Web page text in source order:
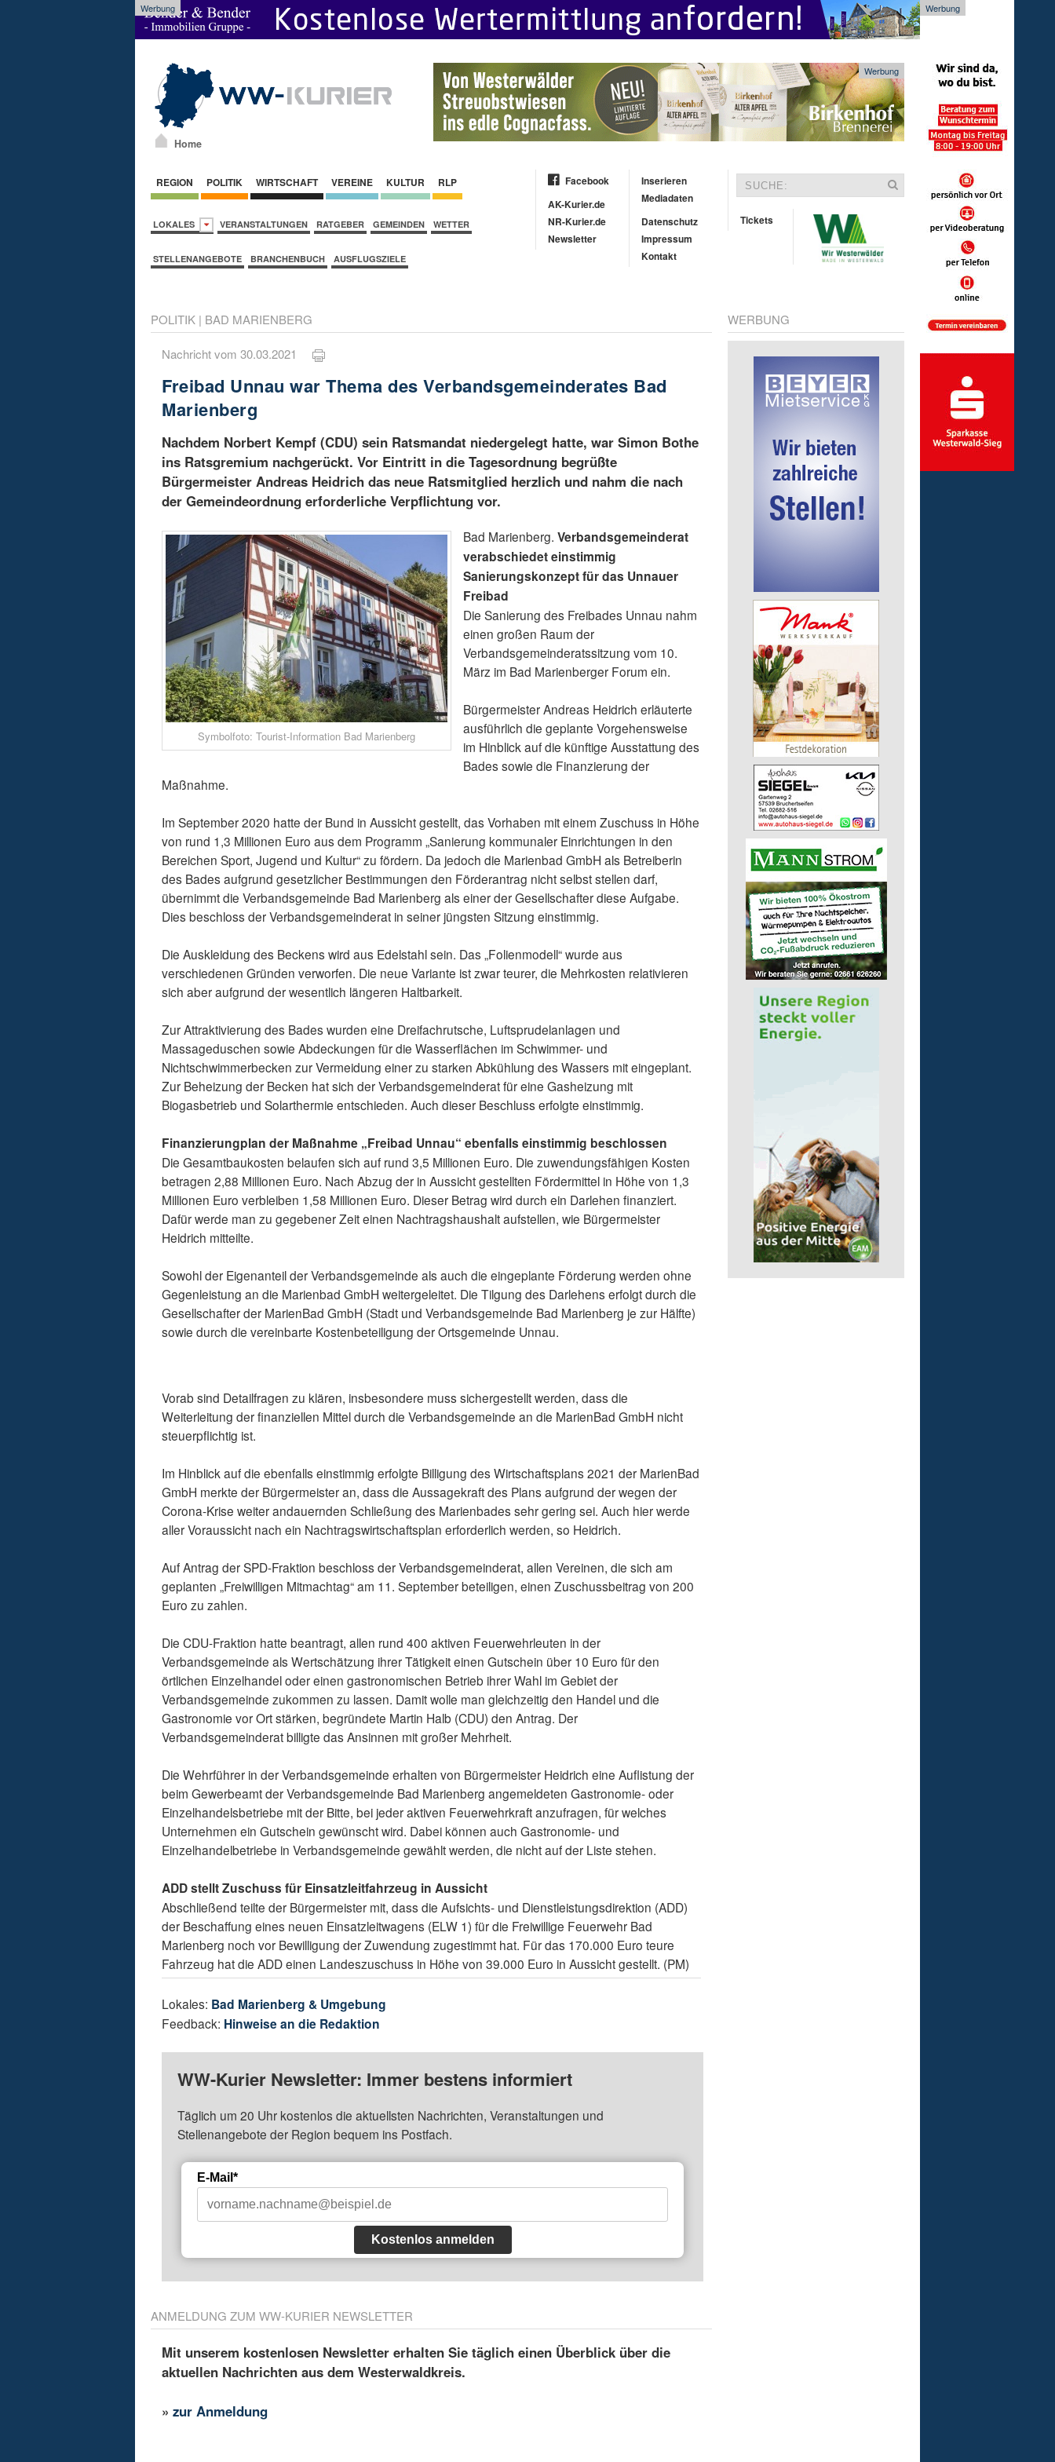
Werbung Werbung
Home
Werbung
REGION POLITIK WIRTSCHAFT VEREINE KULTUR RLP
LOKALES VERANSTALTUNGEN RATGEBER GEMEINDEN WETTER
STELLENANGEBOTE BRANCHENBUCH AUSFLUGSZIELE
Facebook
AK-Kurier.de
NR-Kurier.de
Newsletter
Inserieren
Mediadaten
Datenschutz
Impressum
Kontakt
Tickets
POLITIK | BAD MARIENBERG
Nachricht vom 30.03.2021
Freibad Unnau war Thema des Verbandsgemeinderates Bad
Marienberg
Nachdem Norbert Kempf (CDU) sein Ratsmandat niedergelegt hatte, war Simon Bothe
ins Ratsgremium nachgerückt. Vor Eintritt in die Tagesordnung begrüßte
Bürgermeister Andreas Heidrich das neue Ratsmitglied herzlich und nahm die nach
der Gemeindeordnung erforderliche Verpflichtung vor.
Symbolfoto: Tourist-Information Bad Marienberg
Bad Marienberg.Verbandsgemeinderat
verabschiedet einstimmig
Sanierungskonzept für das Unnauer
Freibad
Die Sanierung des Freibades Unnau nahm
einen großen Raum der
Verbandsgemeinderatssitzung vom 10.
März im Bad Marienberger Forum ein.
Bürgermeister Andreas Heidrich erläuterte
ausführlich die geplante Vorgehensweise
im Hinblick auf die künftige Ausstattung des
Bades sowie die Finanzierung der
Maßnahme.
Im September 2020 hatte der Bund in Aussicht gestellt, das Vorhaben mit einem Zuschuss in Höhe
von rund 1,3 Millionen Euro aus dem Programm „Sanierung kommunaler Einrichtungen in den
Bereichen Sport, Jugend und Kultur“ zu fördern. Da jedoch die Marienbad GmbH als Betreiberin
des Bades aufgrund gesetzlicher Bestimmungen den Förderantrag nicht selbst stellen darf,
übernimmt die Verbandsgemeinde Bad Marienberg als einer der Gesellschafter diese Aufgabe.
Dies beschloss der Verbandsgemeinderat in seiner jüngsten Sitzung einstimmig.
Die Auskleidung des Beckens wird aus Edelstahl sein. Das „Folienmodell“ wurde aus
verschiedenen Gründen verworfen. Die neue Variante ist zwar teurer, die Mehrkosten relativieren
sich aber aufgrund der wesentlich längeren Haltbarkeit.
Zur Attraktivierung des Bades wurden eine Dreifachrutsche, Luftsprudelanlagen und
Massageduschen sowie Abdeckungen für die Wasserflächen im Schwimmer- und
Nichtschwimmerbecken zur Vermeidung einer zu starken Abkühlung des Wassers mit eingeplant.
Zur Beheizung der Becken hat sich der Verbandsgemeinderat für eine Gasheizung mit
Biogasbetrieb und Solarthermie entschieden. Auch dieser Beschluss erfolgte einstimmig.
Finanzierungplan der Maßnahme „Freibad Unnau“ ebenfalls einstimmig beschlossen
Die Gesamtbaukosten belaufen sich auf rund 3,5 Millionen Euro. Die zuwendungsfähigen Kosten
betragen 2,88 Millionen Euro. Nach Abzug der in Aussicht gestellten Fördermittel in Höhe von 1,3
Millionen Euro verbleiben 1,58 Millionen Euro. Dieser Betrag wird durch ein Darlehen finanziert.
Dafür werde man zu gegebener Zeit einen Nachtragshaushalt aufstellen, wie Bürgermeister
Heidrich mitteilte.
Sowohl der Eigenanteil der Verbandsgemeinde als auch die eingeplante Förderung werden ohne
Gegenleistung an die Marienbad GmbH weitergeleitet. Die Tilgung des Darlehens erfolgt durch die
Gesellschafter der MarienBad GmbH (Stadt und Verbandsgemeinde Bad Marienberg je zur Hälfte)
sowie durch die vereinbarte Kostenbeteiligung der Ortsgemeinde Unnau.
Vorab sind Detailfragen zu klären, insbesondere muss sichergestellt werden, dass die
Weiterleitung der finanziellen Mittel durch die Verbandsgemeinde an die MarienBad GmbH nicht
steuerpflichtig ist.
Im Hinblick auf die ebenfalls einstimmig erfolgte Billigung des Wirtschaftsplans 2021 der MarienBad
GmbH merkte der Bürgermeister an, dass die Aussagekraft des Plans aufgrund der wegen der
Corona-Krise weiter andauernden Schließung des Marienbades sehr gering sei. Auch hier werde
aller Voraussicht nach ein Nachtragswirtschaftsplan erforderlich werden, so Heidrich.
Auf Antrag der SPD-Fraktion beschloss der Verbandsgemeinderat, allen Vereinen, die sich am
geplanten „Freiwilligen Mitmachtag“ am 11. September beteiligen, einen Zuschussbeitrag von 200
Euro zu zahlen.
Die CDU-Fraktion hatte beantragt, allen rund 400 aktiven Feuerwehrleuten in der
Verbandsgemeinde als Wertschätzung ihrer Tätigkeit einen Gutschein über 10 Euro für den
örtlichen Einzelhandel oder einen gastronomischen Betrieb ihrer Wahl im Gebiet der
Verbandsgemeinde zukommen zu lassen. Damit wolle man gleichzeitig den Handel und die
Gastronomie vor Ort stärken, begründete Martin Halb (CDU) den Antrag. Der
Verbandsgemeinderat billigte das Ansinnen mit großer Mehrheit.
Die Wehrführer in der Verbandsgemeinde erhalten von Bürgermeister Heidrich eine Auflistung der
beim Gewerbeamt der Verbandsgemeinde Bad Marienberg angemeldeten Gastronomie- oder
Einzelhandelsbetriebe mit der Bitte, bei jeder aktiven Feuerwehrkraft anzufragen, für welches
Unternehmen ein Gutschein gewünscht wird. Dabei können auch Gastronomie- und
Einzelhandelbetriebe in Verbandsgemeinde gewählt werden, die nicht auf der Liste stehen.
ADD stellt Zuschuss für Einsatzleitfahrzeug in Aussicht
Abschließend teilte der Bürgermeister mit, dass die Aufsichts- und Dienstleistungsdirektion (ADD)
der Beschaffung eines neuen Einsatzleitwagens (ELW 1) für die Freiwillige Feuerwehr Bad
Marienberg noch vor Bewilligung der Zuwendung zugestimmt hat. Für das 170.000 Euro teure
Fahrzeug hat die ADD einen Landeszuschuss in Höhe von 39.000 Euro in Aussicht gestellt. (PM)
Lokales: Bad Marienberg & Umgebung
Feedback: Hinweise an die Redaktion
WW-Kurier Newsletter: Immer bestens informiert
Täglich um 20 Uhr kostenlos die aktuellsten Nachrichten, Veranstaltungen und
Stellenangebote der Region bequem ins Postfach.
E-Mail*
Kostenlos anmelden
ANMELDUNG ZUM WW-KURIER NEWSLETTER
Mit unserem kostenlosen Newsletter erhalten Sie täglich einen Überblick über die
aktuellen Nachrichten aus dem Westerwaldkreis.
»zur Anmeldung
WERBUNG